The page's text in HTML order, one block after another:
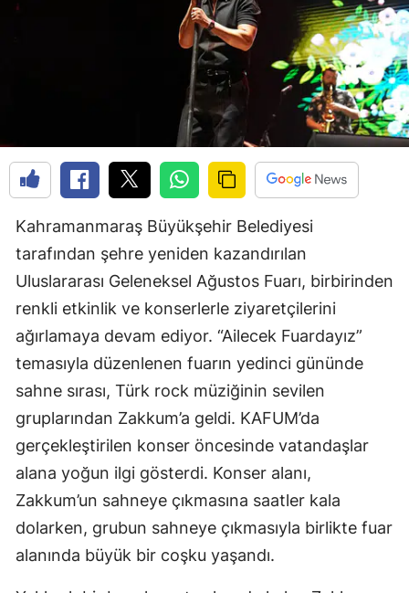
Kahramanmaraş Büyükşehir Belediyesi
tarafından şehre yeniden kazandırılan
Uluslararası Geleneksel Ağustos Fuarı, birbirinden
renkli etkinlik ve konserlerle ziyaretçilerini
ağırlamaya devam ediyor. “Ailecek Fuardayız”
temasıyla düzenlenen fuarın yedinci gününde
sahne sırası, Türk rock müziğinin sevilen
gruplarından Zakkum’a geldi. KAFUM’da
gerçekleştirilen konser öncesinde vatandaşlar
alana yoğun ilgi gösterdi. Konser alanı,
Zakkum’un sahneye çıkmasına saatler kala
dolarken, grubun sahneye çıkmasıyla birlikte fuar
alanında büyük bir coşku yaşandı.